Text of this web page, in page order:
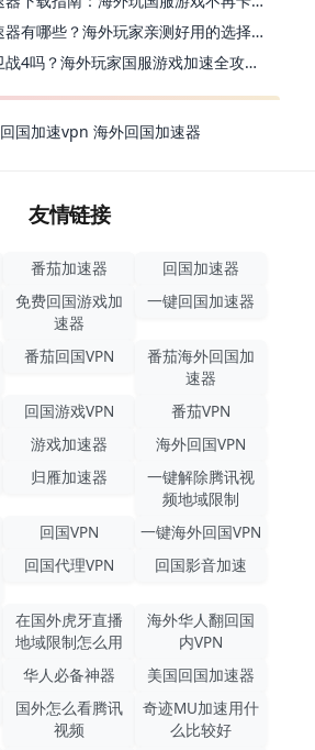
江南百景图国外加速器有哪些？海外玩家亲测好用的选择与避坑指南
去国外能打王国保卫战4吗？海外玩家国服游戏加速全攻略（附公主连结幻想江湖实测）
回国加速vpn 海外回国加速器
友情链接
番茄加速器
回国加速器
免费回国游戏加
速器
一键回国加速器
番茄回国VPN
番茄海外回国加
速器
回国游戏VPN
番茄VPN
游戏加速器
海外回国VPN
归雁加速器
一键解除腾讯视
频地域限制
回国VPN
一键海外回国VPN
回国代理VPN 回国影音加速
在国外虎牙直播
地域限制怎么用
海外华人翻回国
内VPN
华人必备神器
美国回国加速器
国外怎么看腾讯
视频
奇迹MU加速用什
么比较好